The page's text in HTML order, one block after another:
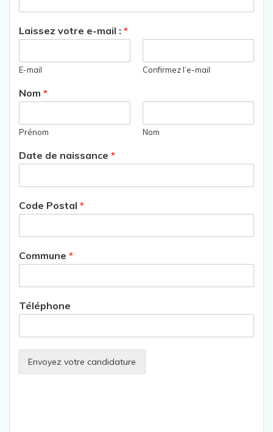
Laissez votre e-mail : *
E-mail Confirmez l’e-mail
Nom *
Prénom Nom
Date de naissance *
Code Postal *
Commune *
Téléphone
Envoyez votre candidature